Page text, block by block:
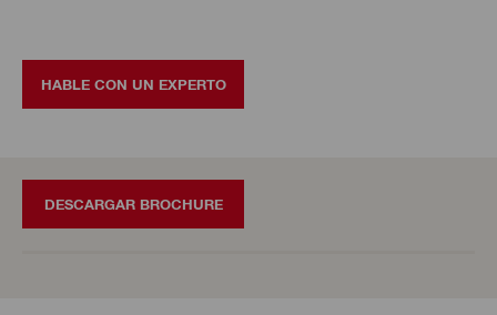
HABLE CON UN EXPERTO
DESCARGAR BROCHURE